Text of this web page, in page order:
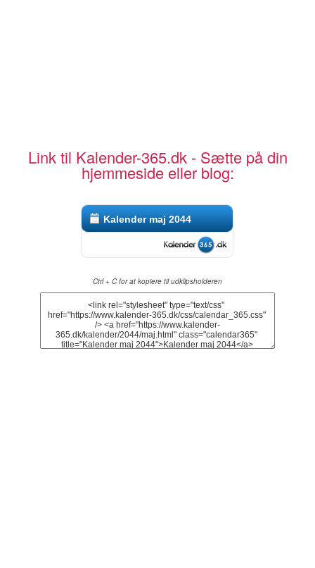
Link til Kalender-365.dk - Sætte på din
hjemmeside eller blog:
Kalender maj 2044
Ctrl + C for at kopiere til udklipsholderen